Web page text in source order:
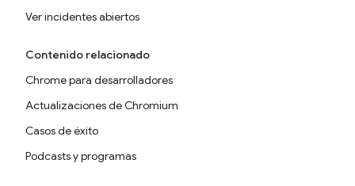
Ver incidentes abiertos
Contenido relacionado
Chrome para desarrolladores
Actualizaciones de Chromium
Casos de éxito
Podcasts y programas